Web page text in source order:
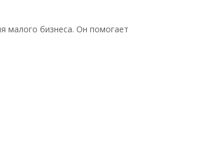
малого бизнеса. Он помогает